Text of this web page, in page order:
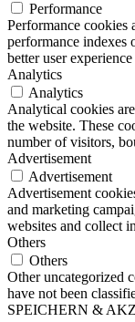
Performance
Performance cookies
performance indexes
better user
Analytics
Analytics
Analytical cookies
the website. These
number of visitors,
Advertisement
Advertisement
Advertisement
and marketing
websites and collect
Others
Others
Other uncategorized
have not been
SPEICHERN &